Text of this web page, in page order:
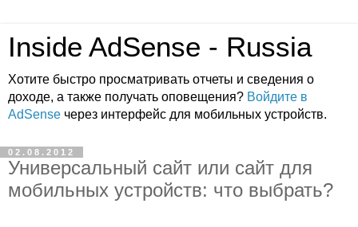
Inside AdSense - Russia
Хотите быстро просматривать отчеты и сведения о
доходе, а также получать оповещения? Войдите в
AdSense через интерфейс для мобильных устройств.
02.08.2012
Универсальный сайт или сайт для
мобильных устройств: что выбрать?